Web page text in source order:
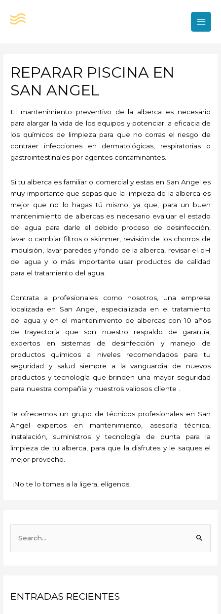
REPARAR PISCINA EN
SAN ANGEL
El mantenimiento preventivo de la alberca es necesario
para alargar la vida de los equipos y potenciar la eficacia de
los químicos de limpieza para que no corras el riesgo de
contraer infecciones en dermatológicas, respiratorias o
gastrointestinales por agentes contaminantes.
Si tu alberca es familiar o comercial y estas en San Angel es
muy importante que sepas que la limpieza de la alberca es
mejor que no lo hagas tú mismo, ya que, para un buen
mantenimiento de albercas es necesario evaluar el estado
del agua para darle el debido proceso de desinfección,
lavar o cambiar filtros o skimmer, revisión de los chorros de
impulsión, lavar paredes y fondo de la alberca, revisar el pH
del agua y lo más importante usar productos de calidad
para el tratamiento del agua.
Contrata a profesionales como nosotros, una empresa
localizada en San Angel, especializada en el tratamiento
del agua y en el mantenimiento de albercas con 10 años
de trayectoria que son nuestro respaldo de garantía,
expertos en sistemas de desinfección y manejo de
productos químicos a niveles recomendados para tu
seguridad y salud siempre a la vanguardia de nuevos
productos y tecnología que brinden una mayor seguridad
para nuestra compañía y nuestros valiosos cliente .
Te ofrecemos un grupo de técnicos profesionales en San
Angel expertos en mantenimiento, asesoría técnica,
instalación, suministros y tecnología de punta para la
limpieza de tu alberca, para que la disfrutes y le saques el
mejor provecho.
¡No te lo tomes a la ligera, elígenos!
r
ENTRADAS RECIENTES